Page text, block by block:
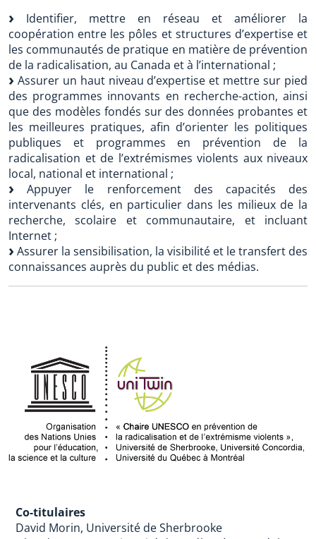
Identifier, mettre en réseau et améliorer la
coopération entre les pôles et structures d’expertise et
les communautés de pratique en matière de prévention
de la radicalisation, au Canada et à l’international ;
Assurer un haut niveau d’expertise et mettre sur pied
des programmes innovants en recherche-action, ainsi
que des modèles fondés sur des données probantes et
les meilleures pratiques, afin d’orienter les politiques
publiques et programmes en prévention de la
radicalisation et de l’extrémismes violents aux niveaux
local, national et international ;
Appuyer le renforcement des capacités des
intervenants clés, en particulier dans les milieux de la
recherche, scolaire et communautaire, et incluant
Internet ;
Assurer la sensibilisation, la visibilité et le transfert des
connaissances auprès du public et des médias.
Co-titulaires
David Morin, Université de Sherbrooke